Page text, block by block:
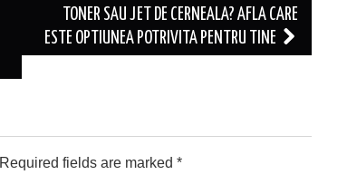
TONER SAU JET DE CERNEALA? AFLA CARE
ESTE OPTIUNEA POTRIVITA PENTRU TINE
Required fields are marked *